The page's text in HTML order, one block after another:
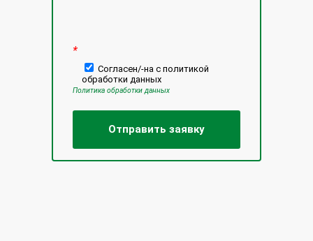
*
Согласен/-на с политикой
обработки данных
Политика обработки данных